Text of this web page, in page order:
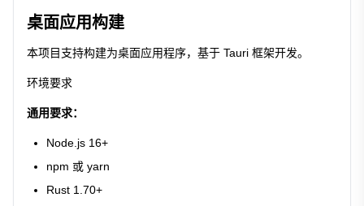
桌面应用构建
本项目支持构建为桌面应用程序，基于 Tauri 框架开发。
环境要求
通用要求：
Node.js 16+
npm 或 yarn
Rust 1.70+